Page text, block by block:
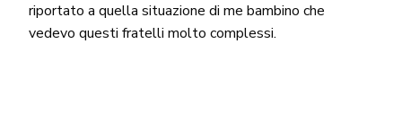
riportato a quella situazione di me bambino che
vedevo questi fratelli molto complessi.